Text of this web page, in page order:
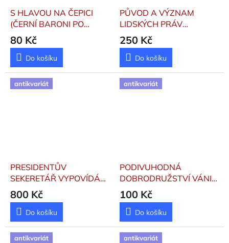
S HLAVOU NA ČEPICI
(ČERNÍ BARONI PO
DESETI LETECH)
Němeček Josef
80 Kč
Do košíku
PŮVOD A VÝZNAM
LIDSKÝCH PRÁV
Komárková Božena
250 Kč
Do košíku
antikvariát
PRESIDENTŮV
SEKERETÁŘ VYPOVÍDÁ
1+2 (2 SVAZKY)
Eduard
800 Kč
Do košíku
antikvariát
PODIVUHODNÁ
DOBRODRUŽSTVÍ VÁNI
CHMOTANOVA
100 Kč
Do košíku
antikvariát antikvariát